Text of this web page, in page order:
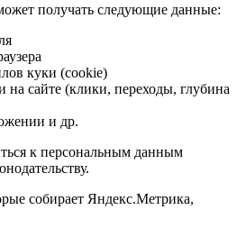
получать следующие данные:
куки (cookie)
сайте (клики, переходы, глубина
и др.
к персональным данным
собирает Яндекс.Метрика,